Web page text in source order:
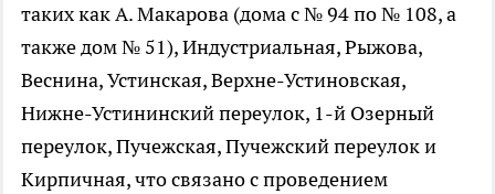
таких как А. Макарова (дома с № 94 по № 108, а
также дом № 51), Индустриальная, Рыжова,
Веснина, Устинская, Верхне-Устиновская,
Нижне-Устининский переулок, 1-й Озерный
переулок, Пучежская, Пучежский переулок и
Кирпичная, что связано с проведением